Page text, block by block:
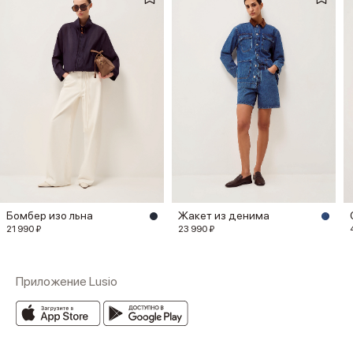
Бомбер изо льна
21 990 ₽
Жакет из денима
23 990 ₽
Приложение Lusio